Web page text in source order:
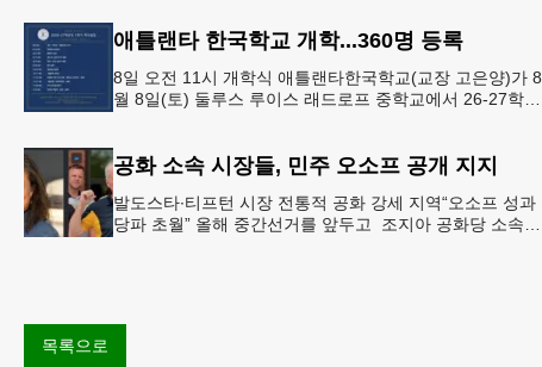
애틀랜타 한국학교 개학...360명 등록
8일 오전 11시 개학식 애틀랜타한국학교(교장 고은양)가 8
월 8일(토) 둘루스 루이스 래드로프 중학교에서 26-27학년
공화 소속 시장들, 민주 오소프 공개 지지
발도스타∙티프턴 시장 전통적 공화 강세 지역“오소프 성과
당파 초월” 올해 중간선거를 앞두고 조지아 공화당 소속
목록으로